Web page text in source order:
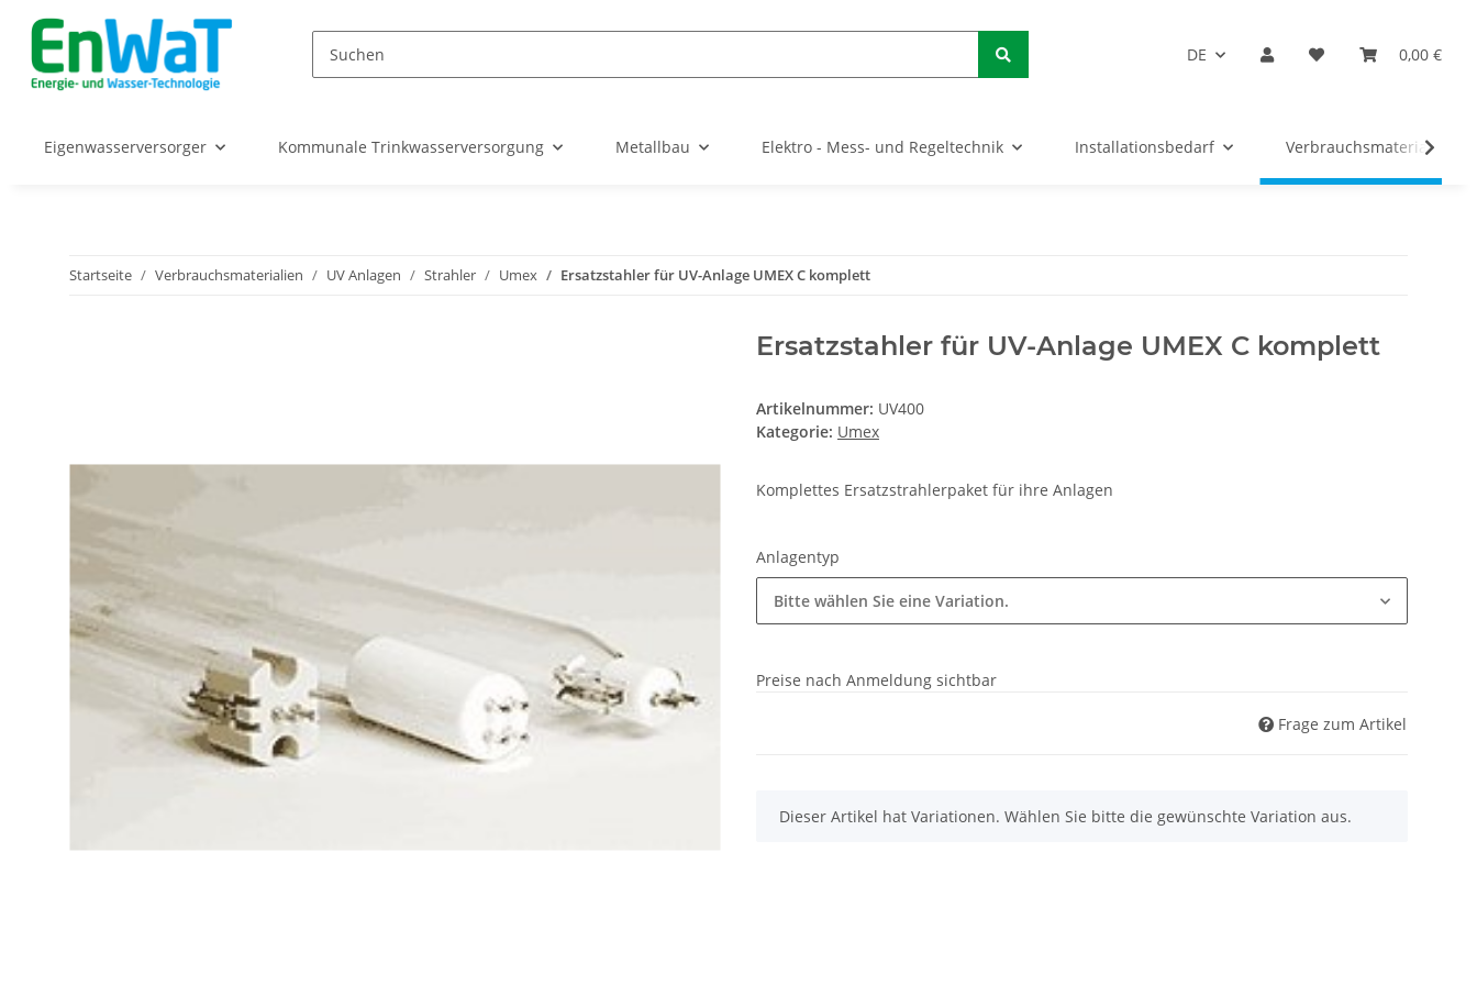
DE 0,00 €
Eigenwasserversorger Kommunale Trinkwasserversorgung Metallbau Elektro - Mess- und Regeltechnik Installationsbedarf Verbrauchsmaterialien
Startseite Verbrauchsmaterialien UV Anlagen Strahler Umex Ersatzstahler für UV-Anlage UMEX C komplett
Ersatzstahler für UV-Anlage UMEX C komplett
Artikelnummer: UV400
Kategorie: Umex
Komplettes Ersatzstrahlerpaket für ihre Anlagen
Anlagentyp
Bitte wählen Sie eine Variation.
Preise nach Anmeldung sichtbar
Frage zum Artikel
x
Dieser Artikel hat Variationen. Wählen Sie bitte die gewünschte Variation aus.